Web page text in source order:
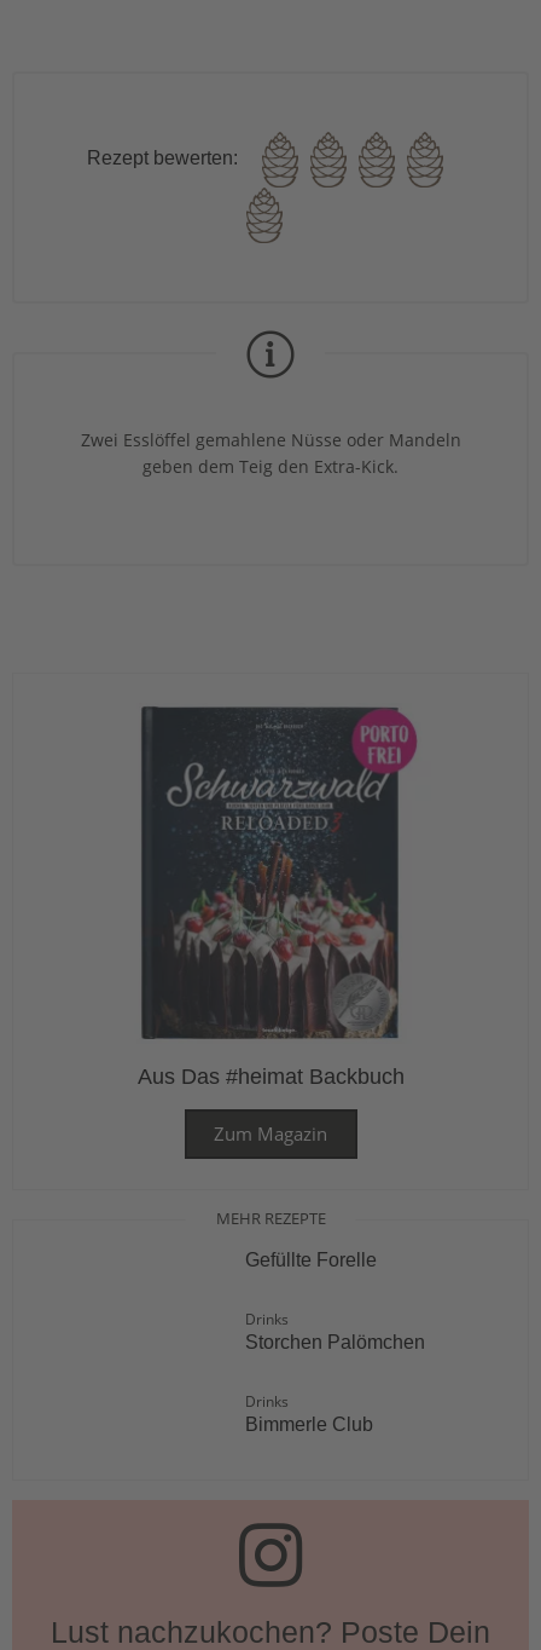
Rezept bewerten:
Zwei Esslöffel gemahlene Nüsse oder Mandeln
geben dem Teig den Extra-Kick.
Aus Das #heimat Backbuch
Zum Magazin
MEHR REZEPTE
Gefüllte Forelle
Drinks
Storchen Palömchen
Drinks
Bimmerle Club
Lust nachzukochen? Poste Dein